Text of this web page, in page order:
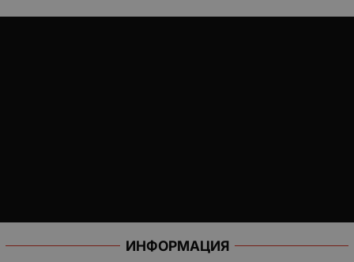
ИНФОРМАЦИЯ